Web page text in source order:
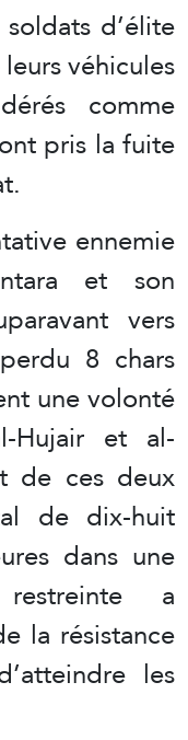
d’élite
véhicules
comme
pris la fuite
ennemie
et son
vers
8 chars
une volonté
Hujair et al-
de ces deux
de dix-huit
dans une
a
la résistance
les